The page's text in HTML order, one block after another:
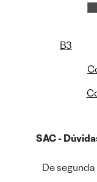
B3
SAC -
De